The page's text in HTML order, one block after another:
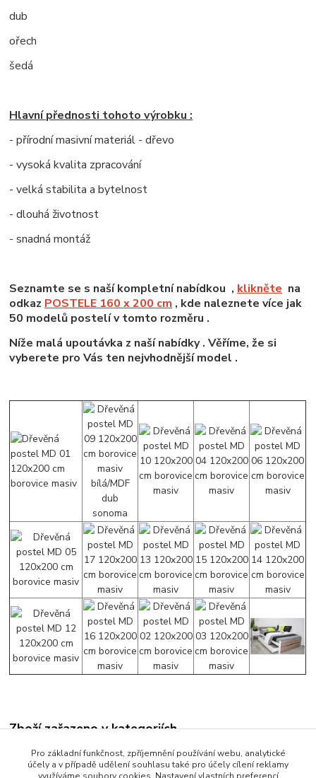
dub
ořech
šedá
Hlavní přednosti tohoto výrobku :
- přírodní masivní materiál - dřevo
- vysoká kvalita zpracování
- velká stabilita a bytelnost
- dlouhá životnost
- snadná montáž
Seznamte se s naší kompletní nabídkou , klikněte na
odkaz POSTELE 160 x 200 cm , kde naleznete více jak
50 modelů postelí v tomto rozměru .
Níže malá upoutávka z naší nabídky . Věříme, že si
vyberete pro Vás ten nejvhodnější model .
Zboží zařazeno v kategoriích
Manželské postele
Pro základní funkčnost, zpříjemnění používání webu, analytické
účely a v případě udělení souhlasu také pro účely cílení reklamy